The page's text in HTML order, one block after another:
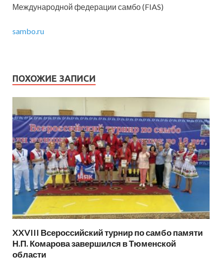
Международной федерации самбо (FIAS)
sambo.ru
ПОХОЖИЕ ЗАПИСИ
XXVIII Всероссийский турнир по самбо памяти
Н.П. Комарова завершился в Тюменской
области